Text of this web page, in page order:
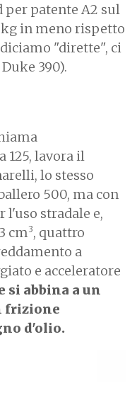
per patente A2 sul
in meno rispetto
"dirette", ci
390).
125, lavora il
lo stesso
500, ma con
stradale e,
cm3, quattro
a
e acceleratore
si abbina a un
frizione
d'olio.